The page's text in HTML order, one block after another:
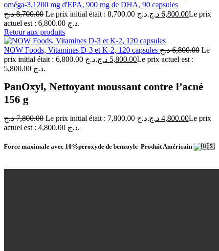
oméga-3,1200 mg d'EPA, 900 mg de DHA, 90 capsules
8,700.00 د.ج Le prix initial était : 8,700.00 د.ج. 6,800.00 د.ج
Le prix
actuel est : 6,800.00 د.ج.
Retour aux produits
NOW Foods, Vitamines D-3 et K-2, 120 capsules 6,800.00 د.ج
Le
prix initial était : 6,800.00 د.ج.
5,800.00 د.ج
Le prix actuel est :
5,800.00 د.ج.
PanOxyl, Nettoyant moussant contre l’acné
156 g
7,800.00 د.ج Le prix initial était : 7,800.00 د.ج. 4,800.00 د.ج
Le prix
actuel est : 4,800.00 د.ج.
Force maximale avec 10%peroxyde de benzoyle Produit Américain